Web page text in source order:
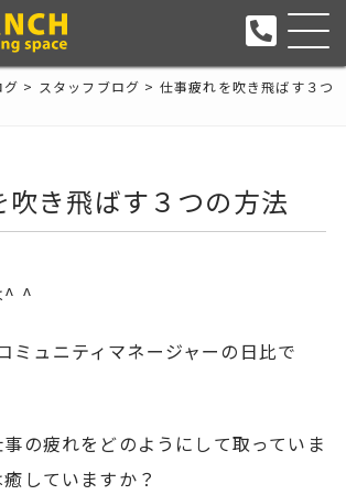
グ > スタッフブログ > 仕事疲れを吹き飛ばす３つ
吹き飛ばす３つの方法
^ ^
ミュニティマネージャーの日比で
の疲れをどのようにして取っていま
していますか？